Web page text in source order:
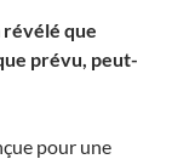
révélé que
prévu, peut-
pour une